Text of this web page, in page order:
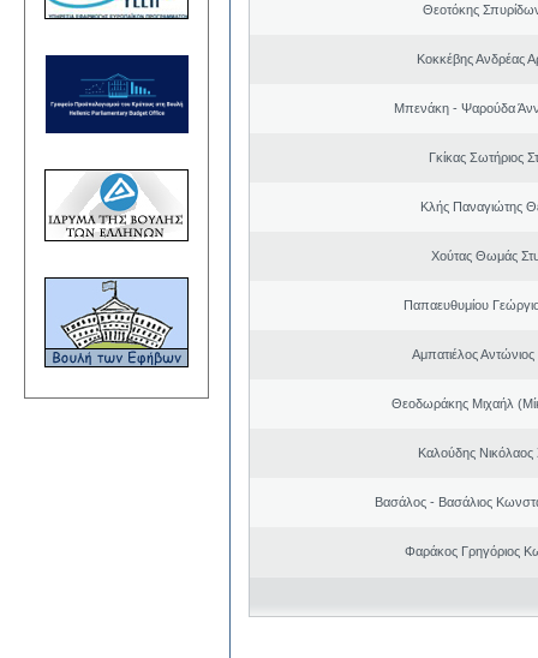
Θεοτόκης
Κοκκέβης Ανδρέας
Μπενάκη - Ψαρούδα
Γκίκας Σωτήριος
Κλής Παναγιώτης
Χούτας Θωμάς
Παπαευθυμίου
Αμπατιέλος
Θεοδωράκης Μιχαήλ
Καλούδης Νικόλαος
Βασάλος - Βασάλιος
Φαράκος Γρηγόριος